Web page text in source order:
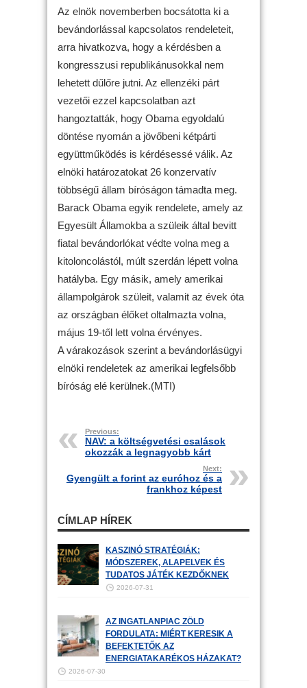
Az elnök novemberben bocsátotta ki a
bevándorlással kapcsolatos rendeleteit,
arra hivatkozva, hogy a kérdésben a
kongresszusi republikánusokkal nem
lehetett dűlőre jutni. Az ellenzéki párt
vezetői ezzel kapcsolatban azt
hangoztatták, hogy Obama egyoldalú
döntése nyomán a jövőbeni kétpárti
együttműködés is kérdésessé válik. Az
elnöki határozatokat 26 konzervatív
többségű állam bíróságon támadta meg.
Barack Obama egyik rendelete, amely az
Egyesült Államokba a szüleik által bevitt
fiatal bevándorlókat védte volna meg a
kitoloncolástól, múlt szerdán lépett volna
hatályba. Egy másik, amely amerikai
állampolgárok szüleit, valamit az évek óta
az országban élőket oltalmazta volna,
május 19-től lett volna érvényes.
A várakozások szerint a bevándorlásügyi
elnöki rendeletek az amerikai legfelsőbb
bíróság elé kerülnek.(MTI)
Previous:
NAV: a költségvetési csalások
okozzák a legnagyobb kárt
Next:
Gyengült a forint az euróhoz és a
frankhoz képest
CÍMLAP HÍREK
KASZINÓ STRATÉGIÁK:
MÓDSZEREK, ALAPELVEK ÉS
TUDATOS JÁTÉK KEZDŐKNEK
2026-07-31
AZ INGATLANPIAC ZÖLD
FORDULATA: MIÉRT KERESIK A
BEFEKTETŐK AZ
ENERGIATAKARÉKOS HÁZAKAT?
2026-07-30